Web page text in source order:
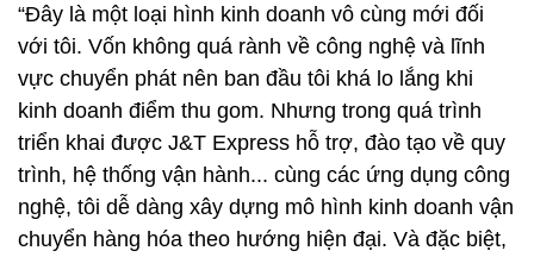
“Đây là một loại hình kinh doanh vô cùng mới đối
với tôi. Vốn không quá rành về công nghệ và lĩnh
vực chuyển phát nên ban đầu tôi khá lo lắng khi
kinh doanh điểm thu gom. Nhưng trong quá trình
triển khai được J&T Express hỗ trợ, đào tạo về quy
trình, hệ thống vận hành... cùng các ứng dụng công
nghệ, tôi dễ dàng xây dựng mô hình kinh doanh vận
chuyển hàng hóa theo hướng hiện đại. Và đặc biệt,